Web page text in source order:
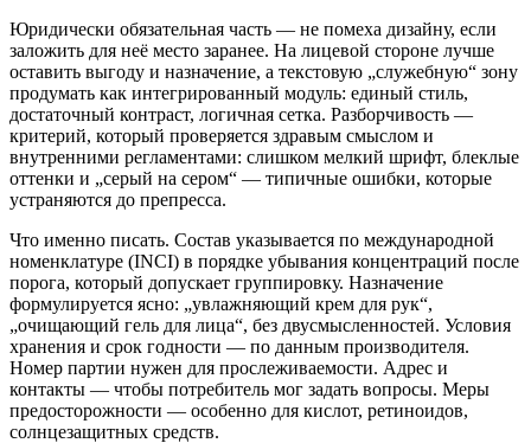
Юридически обязательная часть — не помеха дизайну, если
заложить для неё место заранее. На лицевой стороне лучше
оставить выгоду и назначение, а текстовую „служебную“ зону
продумать как интегрированный модуль: единый стиль,
достаточный контраст, логичная сетка. Разборчивость —
критерий, который проверяется здравым смыслом и
внутренними регламентами: слишком мелкий шрифт, блеклые
оттенки и „серый на сером“ — типичные ошибки, которые
устраняются до препресса.
Что именно писать. Состав указывается по международной
номенклатуре (INCI) в порядке убывания концентраций после
порога, который допускает группировку. Назначение
формулируется ясно: „увлажняющий крем для рук“,
„очищающий гель для лица“, без двусмысленностей. Условия
хранения и срок годности — по данным производителя.
Номер партии нужен для прослеживаемости. Адрес и
контакты — чтобы потребитель мог задать вопросы. Меры
предосторожности — особенно для кислот, ретиноидов,
солнцезащитных средств.